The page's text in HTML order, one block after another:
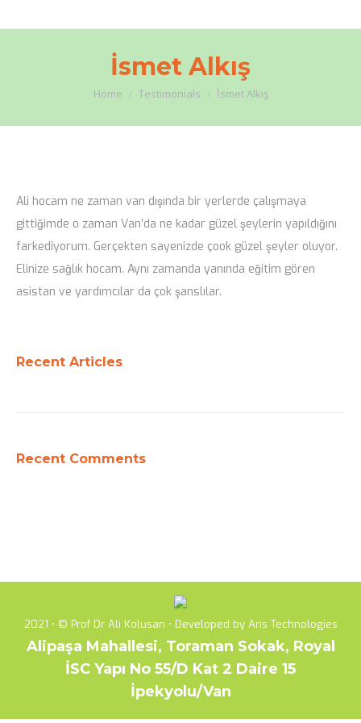
İsmet Alkış
You are here:
Home Testimonials İsmet Alkış
Ali hocam ne zaman van dışında bir yerlerde çalışmaya
gittiğimde o zaman Van’da ne kadar güzel şeylerin yapıldığını
farkediyorum. Gerçekten sayenizde çook güzel şeyler oluyor.
Elinize sağlık hocam. Aynı zamanda yanında eğitim gören
asistan ve yardımcılar da çok şanslılar.
Recent Articles
Recent Comments
2021 • © Prof Dr Ali Kolusarı • Developed by Aris Technologies
Alipaşa Mahallesi, Toraman Sokak, Royal
İSC Yapı No 55/D Kat 2 Daire 15
İpekyolu/Van